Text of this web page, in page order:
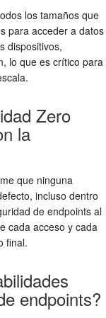
los tamaños que
para acceder a datos
dispositivos,
lo que es crítico para
Zero
la
que ninguna
incluso dentro
de endpoints al
cada acceso y cada
final.
endpoints?